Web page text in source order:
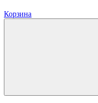
Корзина